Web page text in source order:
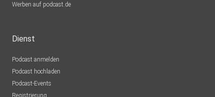
Werben auf podcast.de
Dienst
Podcast anmelden
Podcast hochladen
Podcast-Events
Registrierung